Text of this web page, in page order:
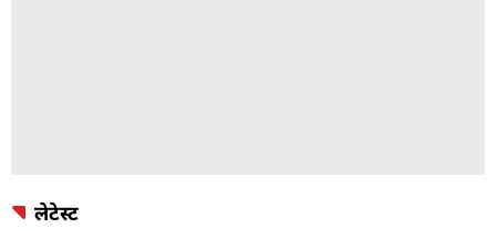
लेटेस्ट